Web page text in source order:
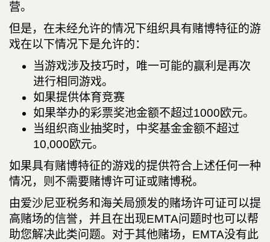
营。
但是，在未经允许的情况下组织具有赌博特征的游
戏在以下情况下是允许的：
当游戏涉及技巧时，唯一可能的赢利是再次
进行相同游戏。
如果提供体育竞赛
如果举办的彩票奖池金额不超过1000欧元。
当组织商业抽奖时，中奖基金金额不超过
10,000欧元。
如果具有赌博特征的游戏的提供符合上述任何一种
情况，则不需要赌博许可证或赌博税。
由爱沙尼亚税务和海关局颁发的赌场许可证可以提
高赌场的信誉，并且在出现EMTA问题时也可以帮
助您解决此类问题。对于其他赌场，EMTA没有此